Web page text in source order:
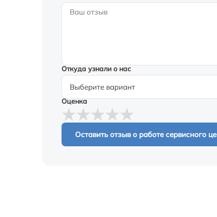
Откуда узнали о нас
Оценка
Оставить отзыв о работе сервисного